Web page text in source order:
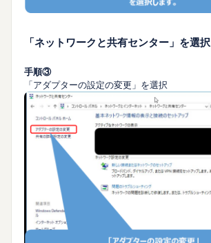
「ネットワークと共有センター」を選択
手順③
「アダプターの設定の変更」を選択